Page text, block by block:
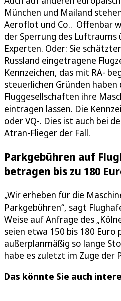
München und Mailand
Aeroflot und Co.. Offenbar
der Sperrung des
Experten. Oder: Sie
Russland eingetragene
Kennzeichen, das mit RA-
steuerlichen Gründen haben
Fluggesellschaften ihre
eintragen lassen. Die
oder VQ-. Dies ist auch bei
Atran-Flieger der Fall.
Parkgebühren auf
betragen bis zu 180
„Wir erheben für die
Parkgebühren“, sagt
Weise auf Anfrage des
seien etwa 150 bis 180 Euro
außerplanmäßig so lange
habe es zuletzt im Zuge der
Das könnte Sie auch